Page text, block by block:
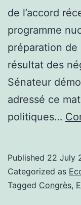
de l’accord
programme
préparation de
résultat des
Sénateur
adressé ce
politiques…
Published 22 July
Categorized as
Tagged Congrès,